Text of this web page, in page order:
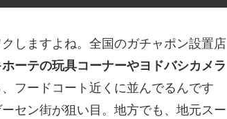
しますよね。全国のガチャポン設置店
ーテの玩具コーナーやヨドバシカメラ
フードコート近くに並んでるんです
セン街が狙い目。地方でも、地元スー